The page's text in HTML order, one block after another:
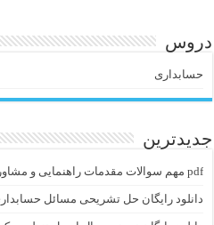
دروس
حسابداری
جدیدترین
pdf مهم سوالات مقدمات راهنمایی و مشاوره شفیع آبادی
دانلود رایگان حل تشریحی مسائل حسابداری میانه 1